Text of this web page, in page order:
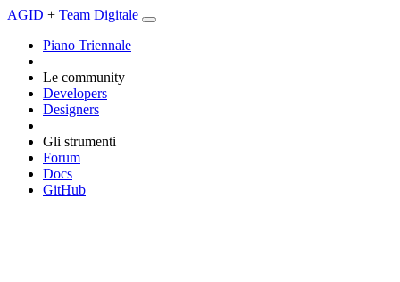
AGID + Team Digitale
Piano Triennale
Le community
Developers
Designers
Gli strumenti
Forum
Docs
GitHub